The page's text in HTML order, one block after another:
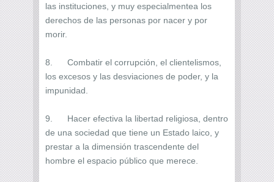
las instituciones, y muy especialmentea los
derechos de las personas por nacer y por
morir.
8. Combatir el corrupción, el clientelismos,
los excesos y las desviaciones de poder, y la
impunidad.
9. Hacer efectiva la libertad religiosa, dentro
de una sociedad que tiene un Estado laico, y
prestar a la dimensión trascendente del
hombre el espacio público que merece.